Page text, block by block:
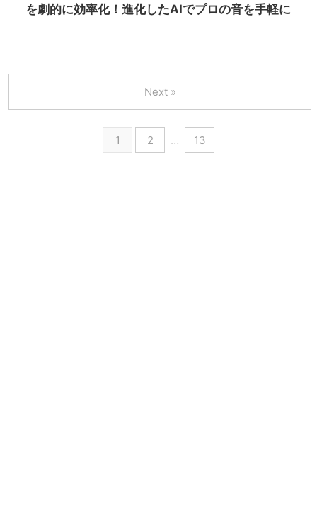
を劇的に効率化！進化したAIでプロの音を手軽に
1 2 … 13
Next »